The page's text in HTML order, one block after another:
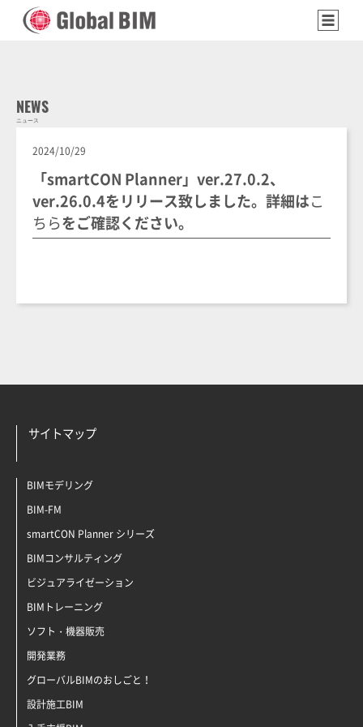
NEWS
ニュース
2024/10/29
「smartCON Planner」ver.27.0.2、
ver.26.0.4をリリース致しました。詳細はこ
ちらをご確認ください。
サイトマップ
BIMモデリング
BIM-FM
smartCON Planner シリーズ
BIMコンサルティング
ビジュアライゼーション
BIMトレーニング
ソフト・機器販売
開発業務
グローバルBIMのおしごと！
設計施工BIM